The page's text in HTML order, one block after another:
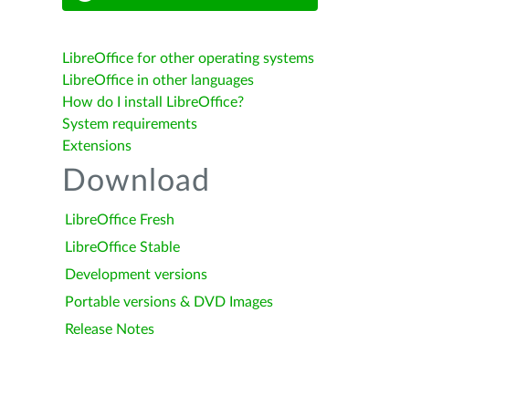
LibreOffice for other operating systems
LibreOffice in other languages
How do I install LibreOffice?
System requirements
Extensions
Download
LibreOffice Fresh
LibreOffice Stable
Development versions
Portable versions & DVD Images
Release Notes